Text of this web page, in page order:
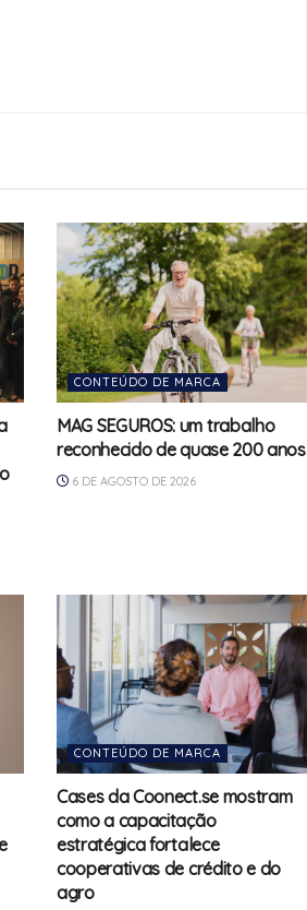
CONTEÚDO DE MARCA
MAG SEGUROS: um trabalho
reconhecido de quase 200 anos
6 DE AGOSTO DE 2026
CONTEÚDO DE MARCA
Cases da Coonect.se mostram
como a capacitação
estratégica fortalece
cooperativas de crédito e do
agro